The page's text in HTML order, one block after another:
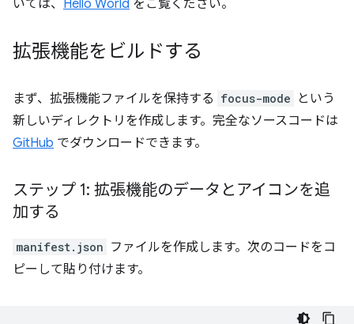
いては、 Hello World をご覧ください。
拡張機能をビルドする
まず、拡張機能ファイルを保持する focus-mode
という
新しいディレクトリを作成します。完全なソースコードは
GitHub でダウンロードできます。
ステップ 1: 拡張機能のデータとアイコンを追
加する
manifest.json ファイルを作成します。次のコードをコ
ピーして貼り付けます。